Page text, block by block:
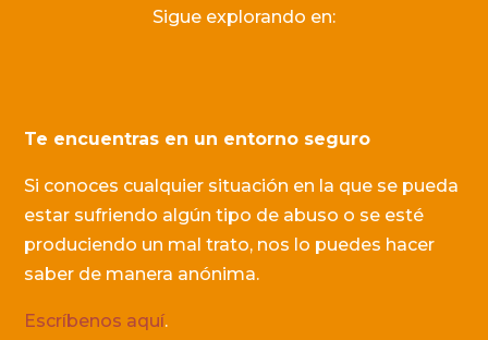
Sigue explorando en:
Te encuentras en un entorno seguro
Si conoces cualquier situación en la que se pueda
estar sufriendo algún tipo de abuso o se esté
produciendo un mal trato, nos lo puedes hacer
saber de manera anónima.
Escríbenos aquí.